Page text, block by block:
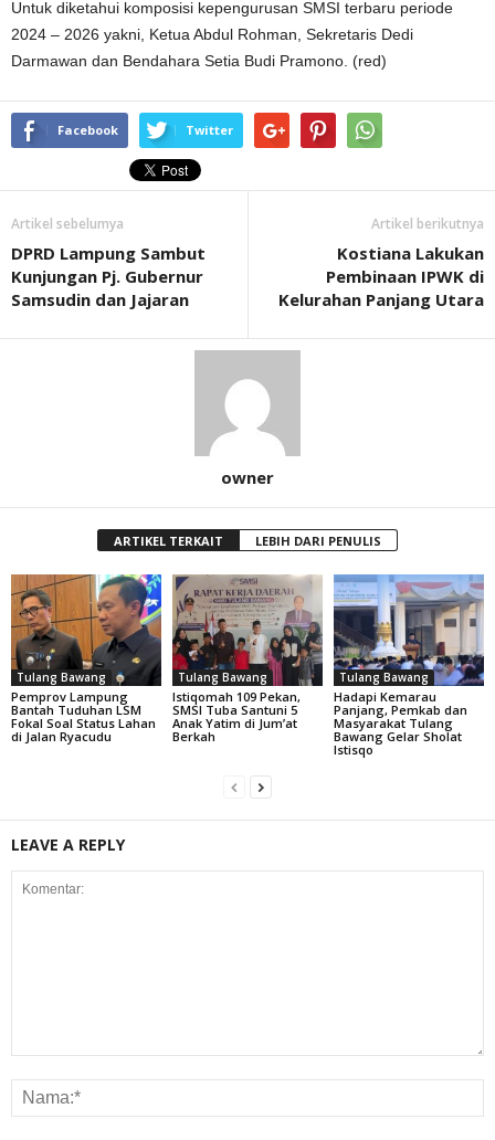
Untuk diketahui komposisi kepengurusan SMSI terbaru periode
2024 – 2026 yakni, Ketua Abdul Rohman, Sekretaris Dedi
Darmawan dan Bendahara Setia Budi Pramono. (red)
Facebook Twitter
Artikel sebelumya
DPRD Lampung Sambut
Kunjungan Pj. Gubernur
Samsudin dan Jajaran
Artikel berikutnya
Kostiana Lakukan
Pembinaan IPWK di
Kelurahan Panjang Utara
owner
ARTIKEL TERKAIT LEBIH DARI PENULIS
Tulang Bawang
Pemprov Lampung
Bantah Tuduhan LSM
Fokal Soal Status Lahan
di Jalan Ryacudu
Tulang Bawang
Istiqomah 109 Pekan,
SMSI Tuba Santuni 5
Anak Yatim di Jum’at
Berkah
Tulang Bawang
Hadapi Kemarau
Panjang, Pemkab dan
Masyarakat Tulang
Bawang Gelar Sholat
Istisqo
LEAVE A REPLY